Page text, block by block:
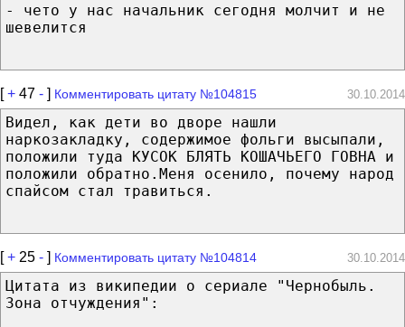
- чето у нас начальник сегодня молчит и не
шевелится
[+ 47 - ] Комментировать цитату №104815 30.10.2014
Видел, как дети во дворе нашли
наркозакладку, содержимое фольги высыпали,
положили туда КУСОК БЛЯТЬ КОШАЧЬЕГО ГОВНА и
положили обратно.Меня осенило, почему народ
спайсом стал травиться.
[+ 25 - ] Комментировать цитату №104814 30.10.2014
Цитата из википедии о сериале "Чернобыль.
Зона отчуждения":